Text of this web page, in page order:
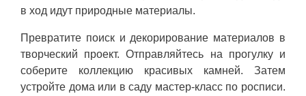
в ход идут природные материалы.
Превратите поиск и декорирование материалов в
творческий проект. Отправляйтесь на прогулку и
соберите коллекцию красивых камней. Затем
устройте дома или в саду мастер-класс по росписи.